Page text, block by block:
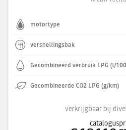
motortype
versnellingsbak
Gecombineerd verbruik LPG (l/
Gecombineerde CO2 LPG (g/km)
verkrijgbaar bij